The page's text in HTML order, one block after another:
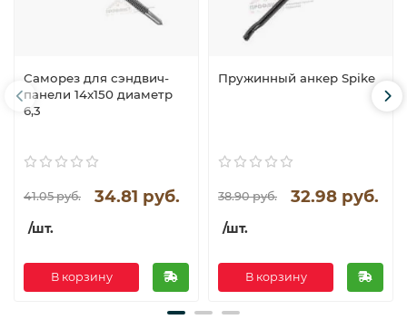
Саморез для сэндвич-
панели 14x150 диаметр
6,3
41.05 руб. 34.81 руб.
/шт.
В корзину
Пружинный анкер Spike
38.90 руб. 32.98 руб.
/шт.
В корзину